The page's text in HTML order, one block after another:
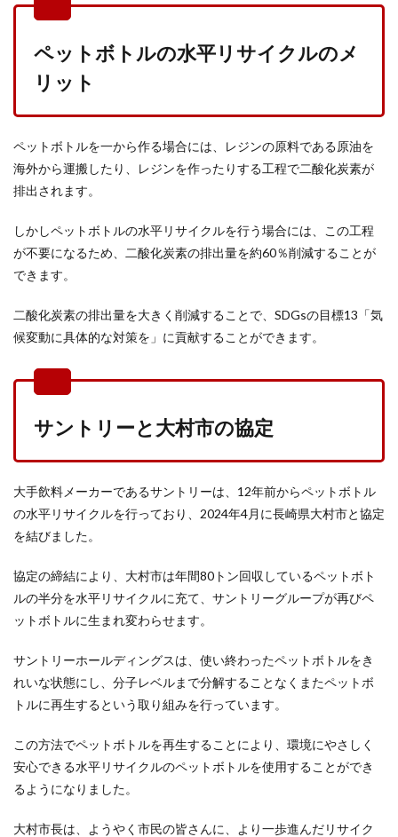
ペットボトルの水平リサイクルのメ
リット
ペットボトルを一から作る場合には、レジンの原料である原油を
海外から運搬したり、レジンを作ったりする工程で二酸化炭素が
排出されます。
しかしペットボトルの水平リサイクルを行う場合には、この工程
が不要になるため、二酸化炭素の排出量を約60％削減することが
できます。
二酸化炭素の排出量を大きく削減することで、SDGsの目標13「気
候変動に具体的な対策を」に貢献することができます。
サントリーと大村市の協定
大手飲料メーカーであるサントリーは、12年前からペットボトル
の水平リサイクルを行っており、2024年4月に長崎県大村市と協定
を結びました。
協定の締結により、大村市は年間80トン回収しているペットボト
ルの半分を水平リサイクルに充て、サントリーグループが再びペ
ットボトルに生まれ変わらせます。
サントリーホールディングスは、使い終わったペットボトルをき
れいな状態にし、分子レベルまで分解することなくまたペットボ
トルに再生するという取り組みを行っています。
この方法でペットボトルを再生することにより、環境にやさしく
安心できる水平リサイクルのペットボトルを使用することができ
るようになりました。
大村市長は、ようやく市民の皆さんに、より一歩進んだリサイク